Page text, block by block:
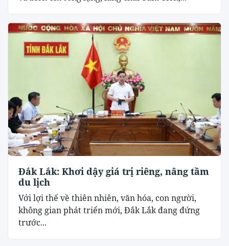
Đắk Lắk: Khơi dậy giá trị riêng, nâng tầm
du lịch
Với lợi thế về thiên nhiên, văn hóa, con người,
không gian phát triển mới, Đắk Lắk đang đứng
trước...